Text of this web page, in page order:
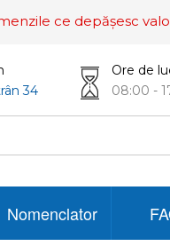
ce depășesc
34
Ore de
08:00 -
Nomenclator